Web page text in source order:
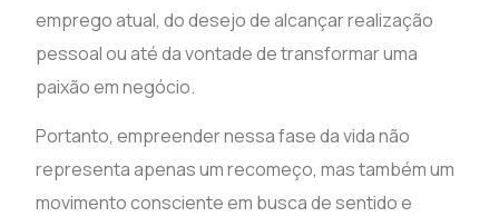
emprego atual, do desejo de alcançar realização
pessoal ou até da vontade de transformar uma
paixão em negócio.
Portanto, empreender nessa fase da vida não
representa apenas um recomeço, mas também um
movimento consciente em busca de sentido e